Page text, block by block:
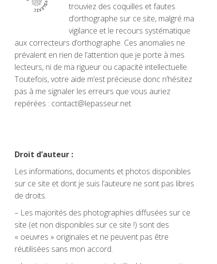
trouviez des coquilles et fautes
d’orthographe sur ce site, malgré ma
vigilance et le recours systématique
aux correcteurs d’orthographe. Ces anomalies ne
prévalent en rien de l’attention que je porte à mes
lecteurs, ni de ma rigueur ou capacité intellectuelle.
Toutefois, votre aide m’est précieuse donc n’hésitez
pas à me signaler les erreurs que vous auriez
repérées : contact@lepasseur.net
Droit d’auteur :
Les informations, documents et photos disponibles
sur ce site et dont je suis l’auteure ne sont pas libres
de droits.
– Les majorités des photographies diffusées sur ce
site (et non disponibles sur ce site !) sont des
« oeuvres » originales et ne peuvent pas être
réutilisées sans mon accord.